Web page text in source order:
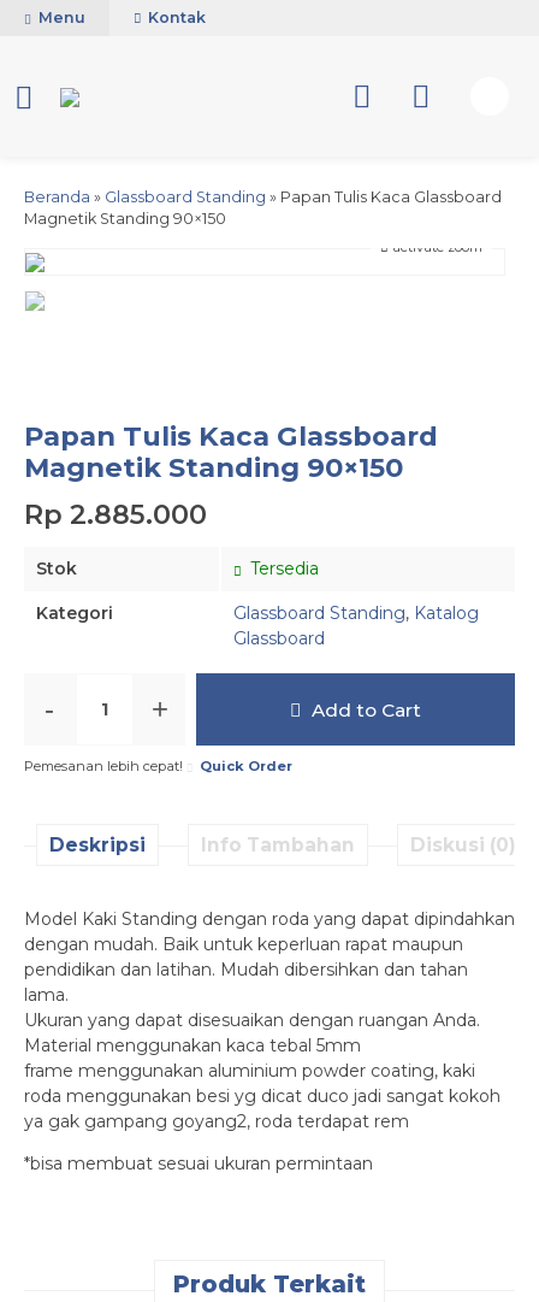
Menu Kontak
Beranda » Glassboard Standing » Papan Tulis Kaca Glassboard
Magnetik Standing 90×150
activate zoom
Papan Tulis Kaca Glassboard
Magnetik Standing 90×150
Rp 2.885.000
Stok Tersedia
Kategori Glassboard Standing, Katalog
Glassboard
- + Add to Cart
Pemesanan lebih cepat! Quick Order
Deskripsi Info Tambahan Diskusi (0)
Model Kaki Standing dengan roda yang dapat dipindahkan
dengan mudah. Baik untuk keperluan rapat maupun
pendidikan dan latihan. Mudah dibersihkan dan tahan
lama.
Ukuran yang dapat disesuaikan dengan ruangan Anda.
Material menggunakan kaca tebal 5mm
frame menggunakan aluminium powder coating, kaki
roda menggunakan besi yg dicat duco jadi sangat kokoh
ya gak gampang goyang2, roda terdapat rem
*bisa membuat sesuai ukuran permintaan
Produk Terkait